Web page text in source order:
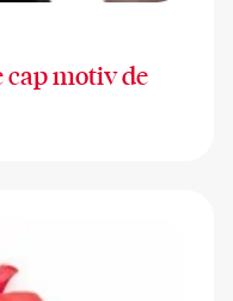
cap motiv de